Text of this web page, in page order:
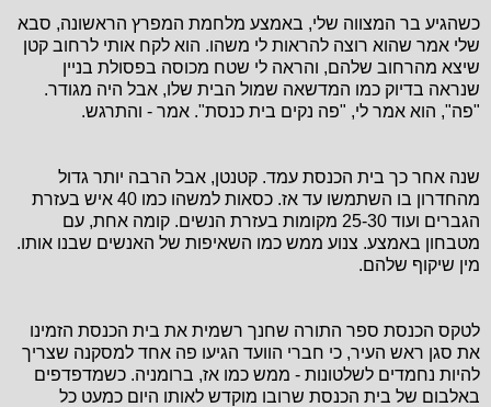
כשהגיע בר המצווה שלי, באמצע מלחמת המפרץ הראשונה, סבא
שלי אמר שהוא רוצה להראות לי משהו. הוא לקח אותי לרחוב קטן
שיצא מהרחוב שלהם, והראה לי שטח מכוסה בפסולת בניין
שנראה בדיוק כמו המדשאה שמול הבית שלו, אבל היה מגודר.
"פה", הוא אמר לי, "פה נקים בית כנסת". אמר - והתרגש.
שנה אחר כך בית הכנסת עמד. קטנטן, אבל הרבה יותר גדול
מהחדרון בו השתמשו עד אז. כסאות למשהו כמו 40 איש בעזרת
הגברים ועוד 25-30 מקומות בעזרת הנשים. קומה אחת, עם
מטבחון באמצע. צנוע ממש כמו השאיפות של האנשים שבנו אותו.
מין שיקוף שלהם.
לטקס הכנסת ספר התורה שחנך רשמית את בית הכנסת הזמינו
את סגן ראש העיר, כי חברי הוועד הגיעו פה אחד למסקנה שצריך
להיות נחמדים לשלטונות - ממש כמו אז, ברומניה. כשמדפדפים
באלבום של בית הכנסת שרובו מוקדש לאותו היום כמעט כל